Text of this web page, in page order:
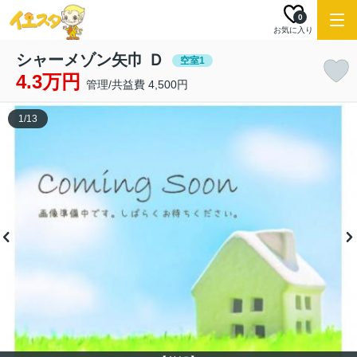
お気に入り
0
シャーメゾン矢巾 Ｄ 空室1
4.3万円 管理/共益費 4,500円
1/13